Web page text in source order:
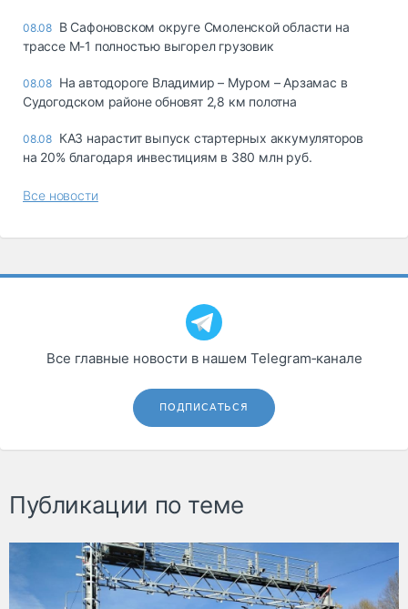
08.08 В Сафоновском округе Смоленской области на
трассе М-1 полностью выгорел грузовик
08.08 На автодороге Владимир – Муром – Арзамас в
Судогодском районе обновят 2,8 км полотна
08.08 КАЗ нарастит выпуск стартерных аккумуляторов
на 20% благодаря инвестициям в 380 млн руб.
Все новости
Все главные новости в нашем Telegram‑канале
ПОДПИСАТЬСЯ
Публикации по теме